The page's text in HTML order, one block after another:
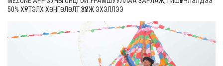
50% ХҮРТЭЛХ ХӨНГӨЛӨЛТ ҮЗҮҮЛЖ ЭХЭЛЛЭЭ